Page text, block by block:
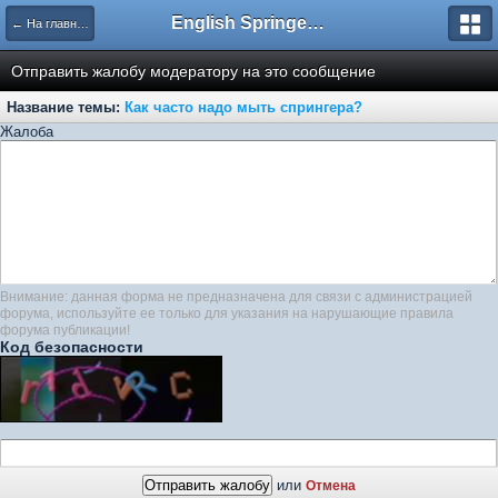
← На главную English Springer Spaniel Club
Отправить жалобу модератору на это сообщение
Название темы: Как часто надо мыть спрингера?
Жалоба
Внимание: данная форма не предназначена для связи с администрацией
форума, используйте ее только для указания на нарушающие правила
форума публикации!
Код безопасности
или Отмена